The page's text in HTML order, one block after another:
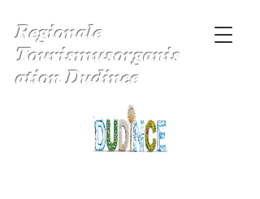
Regionale
Tourismusorganis
ation Dudince